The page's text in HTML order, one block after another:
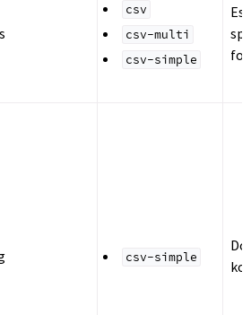
csv
csv-multi
csv-simple
csv-simple